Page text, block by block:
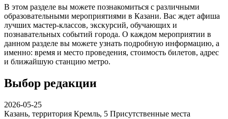
В этом разделе вы можете познакомиться с различными
образовательными мероприятиями в Казани. Вас ждет афиша
лучших мастер-классов, экскурсий, обучающих и
познавательных событий города. О каждом мероприятии в
данном разделе вы можете узнать подробную информацию, а
именно: время и место проведения, стоимость билетов, адрес
и ближайшую станцию метро.
Выбор редакции
2026-05-25
Казань, территория Кремль, 5 Присутственные места